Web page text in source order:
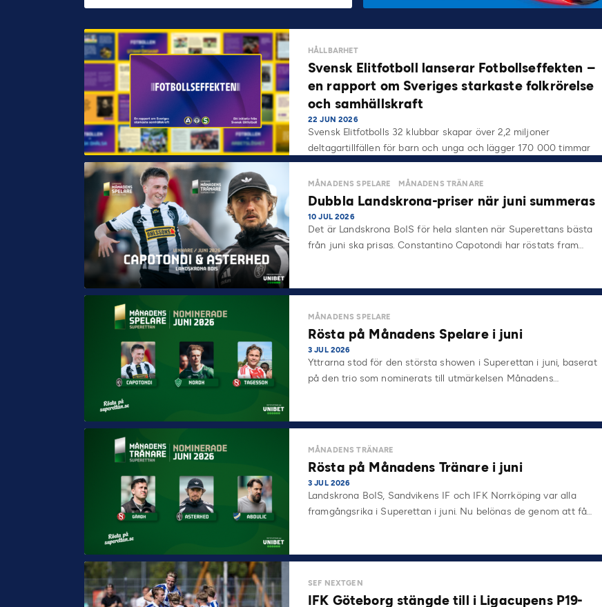
HÅLLBARHET
Svensk Elitfotboll lanserar Fotbollseffekten –
en rapport om Sveriges starkaste folkrörelse
och samhällskraft
22 JUN 2026
Svensk Elitfotbolls 32 klubbar skapar över 2,2 miljoner
deltagartillfällen för barn och unga och lägger 170 000 timmar
på…
MÅNADENS SPELARE MÅNADENS TRÄNARE
Dubbla Landskrona-priser när juni summeras
10 JUL 2026
Det är Landskrona BoIS för hela slanten när Superettans bästa
från juni ska prisas. Constantino Capotondi har röstats fram…
MÅNADENS SPELARE
Rösta på Månadens Spelare i juni
3 JUL 2026
Yttrarna stod för den största showen i Superettan i juni, baserat
på den trio som nominerats till utmärkelsen Månadens…
MÅNADENS TRÄNARE
Rösta på Månadens Tränare i juni
3 JUL 2026
Landskrona BoIS, Sandvikens IF och IFK Norrköping var alla
framgångsrika i Superettan i juni. Nu belönas de genom att få…
SEF NEXTGEN
IFK Göteborg stängde till i Ligacupens P19-